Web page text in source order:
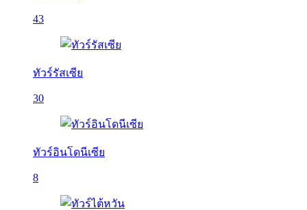
43
ทัวร์รัสเซีย
30
ทัวร์อินโดนีเซีย
8